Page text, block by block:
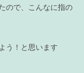
ので、こんなに指の
う！と思います